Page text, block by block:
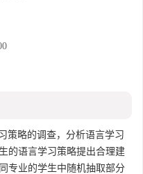
策略的调查，分析语言学习
的语言学习策略提出合理建
专业的学生中随机抽取部分